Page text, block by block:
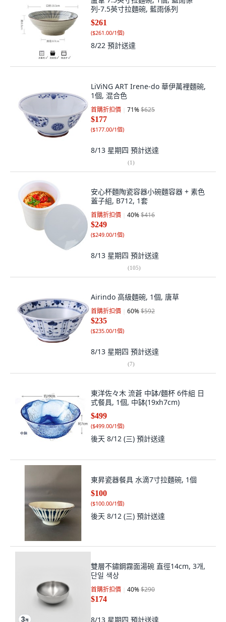
列-7.5英寸拉麵碗, 藍雨係列
$261
($261.00/1個)
8/22 預計送達
LiViNG ART Irene-do 華伊萬裡麵碗,
1個, 混合色
首購折扣價 71%$625
$177
($177.00/1個)
8/13 星期四 預計送達
(1)
安心杯麵陶瓷容器小碗麵容器 + 素色
蓋子組, B712, 1套
首購折扣價 40%$416
$249
($249.00/1個)
8/13 星期四 預計送達
(105)
Airindo 高級麵碗, 1個, 唐草
首購折扣價 60%$592
$235
($235.00/1個)
8/13 星期四 預計送達
(7)
東洋佐々木 流蒼 中缽/麵杯 6件組 日
式餐具, 1個, 中缽(19xh7cm)
$499
($499.00/1個)
後天 8/12 (三) 預計送達
東昇瓷器餐具 水滴7寸拉麵碗, 1個
$100
($100.00/1個)
後天 8/12 (三) 預計送達
雙層不鏽鋼霧面湯碗 直徑14cm, 3개,
단일 색상
首購折扣價 40%$290
$174
8/13 星期四 預計送達